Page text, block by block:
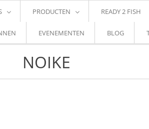
PRODUCTEN READY 2 FISH
EVENEMENTEN BLOG
NOIKE